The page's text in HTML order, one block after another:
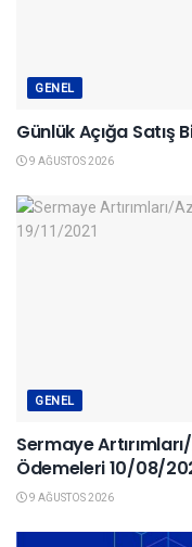
GENEL
Günlük Açığa Satış
9 AĞUSTOS 2026
GENEL
Sermaye
Ödemeleri 10/08/
9 AĞUSTOS 2026